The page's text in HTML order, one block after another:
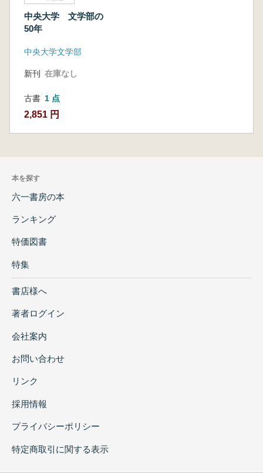
中央大学 文学部の
50年
中央大学文学部
新刊 在庫なし
古書 1 点
2,851 円
本を探す
六一書房の本
ランキング
特価図書
特集
書店様へ
著者ログイン
会社案内
お問い合わせ
リンク
採用情報
プライバシーポリシー
特定商取引に関する表示